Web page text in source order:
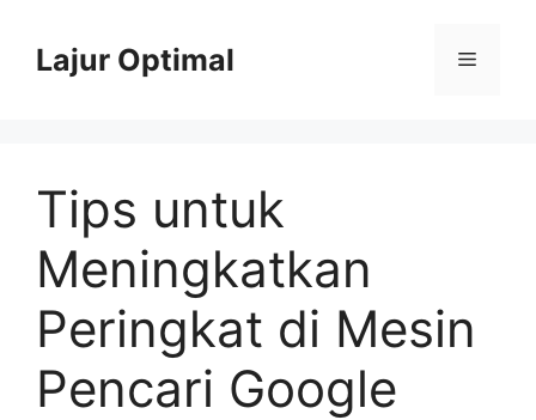
contentLajur Optimal Menu
Tips untuk
Meningkatkan
Peringkat di Mesin
Pencari Google